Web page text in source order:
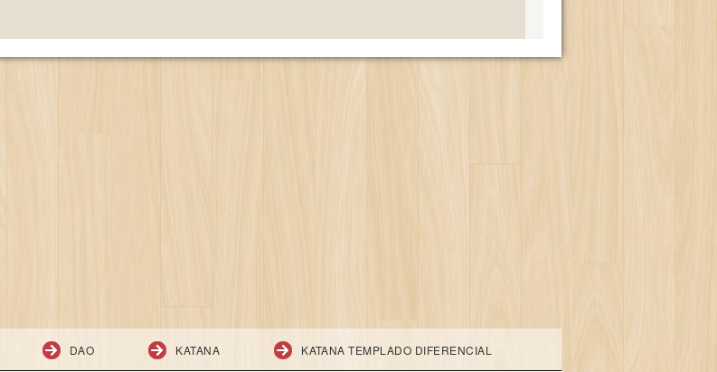
DAO KATANA KATANA TEMPLADO DIFERENCIAL